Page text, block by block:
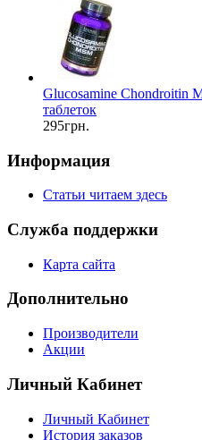
Glucosamine Chondroitin
таблеток
295грн.
Информация
Статьи читаем здесь
Служба поддержки
Карта сайта
Дополнительно
Производители
Акции
Личный Кабинет
Личный Кабинет
История заказов